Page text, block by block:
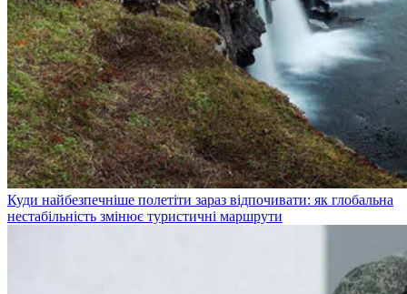
Куди найбезпечніше полетіти зараз відпочивати: як глобальна
нестабільність змінює туристичні маршрути